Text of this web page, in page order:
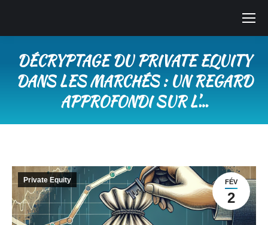
DÉCRYPTAGE DU PRIVATE EQUITY
DANS LES MARCHÉS : UN REGARD
APPROFONDI SUR L’…
FÉV
2
Private Equity